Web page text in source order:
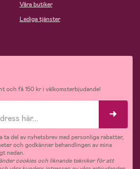
Våra butiker
Lediga tjänster
och få 150 kr i välkomsterbjudande!
ta del av nyhetsbrev med personliga rabatter,
och godkänner behandlingen av mina
nedan.
cookies och liknande tekniker för att